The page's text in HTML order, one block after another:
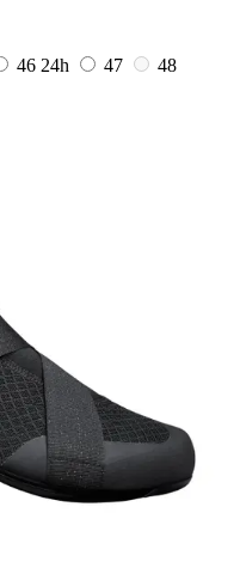
46 24h 47
48